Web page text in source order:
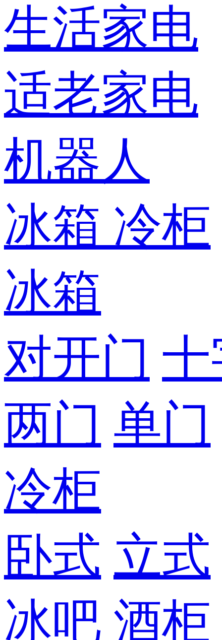
生活家电
适老家电
机器人
冰箱 冷柜
冰箱
对开门
两门 单门
冷柜
卧式 立式
冰吧 酒柜